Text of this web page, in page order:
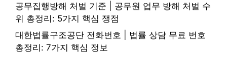
공무집행방해 처벌 기준 | 공무원 업무 방해 처벌 수
위 총정리: 5가지 핵심 쟁점
대한법률구조공단 전화번호 | 법률 상담 무료 번호
총정리: 7가지 핵심 정보